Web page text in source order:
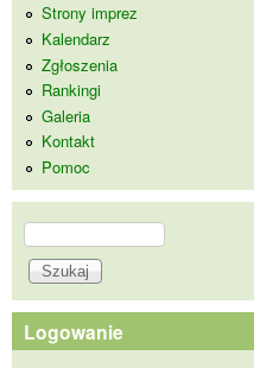
Strony imprez
Kalendarz
Zgłoszenia
Rankingi
Galeria
Kontakt
Pomoc
Formularz wyszukiwania
Szukaj
Logowanie